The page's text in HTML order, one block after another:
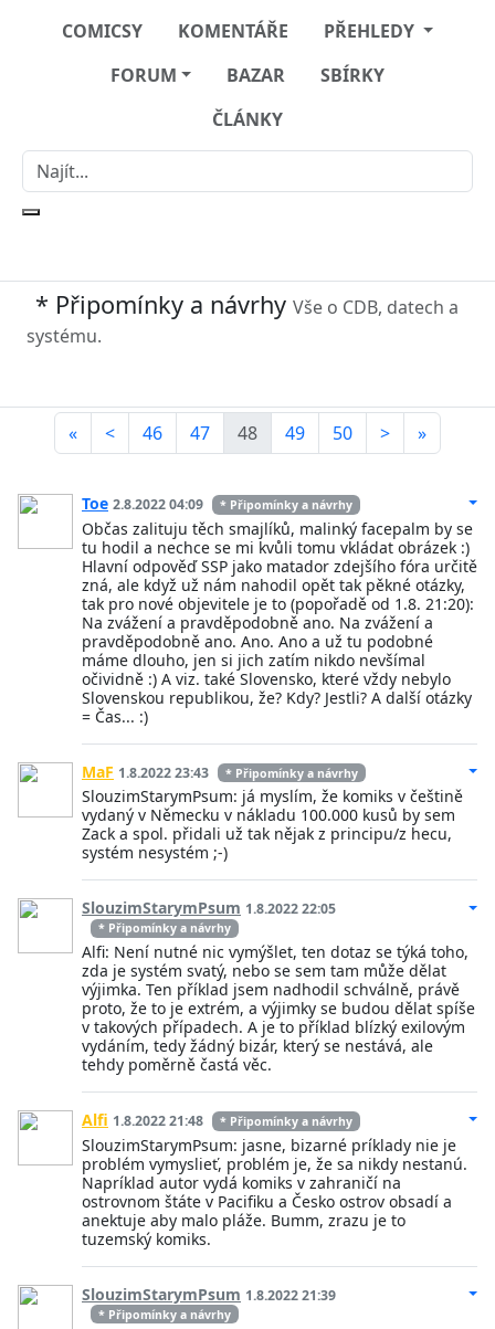
COMICSY KOMENTÁŘE
PŘEHLEDY
FORUM
BAZAR
SBÍRKY
ČLÁNKY
* Připomínky a návrhy Vše o CDB, datech a
systému.
« < 46 47 48 49 50 > »
Toe 2.8.2022 04:09 * Připomínky a návrhy
Občas zalituju těch smajlíků, malinký facepalm by se
tu hodil a nechce se mi kvůli tomu vkládat obrázek :)
Hlavní odpověď SSP jako matador zdejšího fóra určitě
zná, ale když už nám nahodil opět tak pěkné otázky,
tak pro nové objevitele je to (popořadě od 1.8. 21:20):
Na zvážení a pravděpodobně ano. Na zvážení a
pravděpodobně ano. Ano. Ano a už tu podobné
máme dlouho, jen si jich zatím nikdo nevšímal
očividně :) A viz. také Slovensko, které vždy nebylo
Slovenskou republikou, že? Kdy? Jestli? A další otázky
= Čas... :)
MaF 1.8.2022 23:43 * Připomínky a návrhy
SlouzimStarymPsum: já myslím, že komiks v češtině
vydaný v Německu v nákladu 100.000 kusů by sem
Zack a spol. přidali už tak nějak z principu/z hecu,
systém nesystém ;-)
SlouzimStarymPsum 1.8.2022 22:05
* Připomínky a návrhy
Alfi: Není nutné nic vymýšlet, ten dotaz se týká toho,
zda je systém svatý, nebo se sem tam může dělat
výjimka. Ten příklad jsem nadhodil schválně, právě
proto, že to je extrém, a výjimky se budou dělat spíše
v takových případech. A je to příklad blízký exilovým
vydáním, tedy žádný bizár, který se nestává, ale
tehdy poměrně častá věc.
Alfi 1.8.2022 21:48 * Připomínky a návrhy
SlouzimStarymPsum: jasne, bizarné príklady nie je
problém vymyslieť, problém je, že sa nikdy nestanú.
Napríklad autor vydá komiks v zahraničí na
ostrovnom štáte v Pacifiku a Česko ostrov obsadí a
anektuje aby malo pláže. Bumm, zrazu je to
tuzemský komiks.
SlouzimStarymPsum 1.8.2022 21:39
* Připomínky a návrhy